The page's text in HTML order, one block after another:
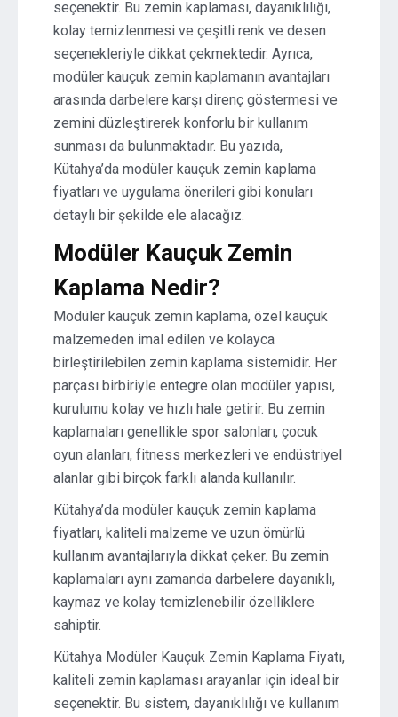
seçenektir. Bu zemin kaplaması, dayanıklılığı,
kolay temizlenmesi ve çeşitli renk ve desen
seçenekleriyle dikkat çekmektedir. Ayrıca,
modüler kauçuk zemin kaplamanın avantajları
arasında darbelere karşı direnç göstermesi ve
zemini düzleştirerek konforlu bir kullanım
sunması da bulunmaktadır. Bu yazıda,
Kütahya’da modüler kauçuk zemin kaplama
fiyatları ve uygulama önerileri gibi konuları
detaylı bir şekilde ele alacağız.
Modüler Kauçuk Zemin
Kaplama Nedir?
Modüler kauçuk zemin kaplama, özel kauçuk
malzemeden imal edilen ve kolayca
birleştirilebilen zemin kaplama sistemidir. Her
parçası birbiriyle entegre olan modüler yapısı,
kurulumu kolay ve hızlı hale getirir. Bu zemin
kaplamaları genellikle spor salonları, çocuk
oyun alanları, fitness merkezleri ve endüstriyel
alanlar gibi birçok farklı alanda kullanılır.
Kütahya’da modüler kauçuk zemin kaplama
fiyatları, kaliteli malzeme ve uzun ömürlü
kullanım avantajlarıyla dikkat çeker. Bu zemin
kaplamaları aynı zamanda darbelere dayanıklı,
kaymaz ve kolay temizlenebilir özelliklere
sahiptir.
Kütahya Modüler Kauçuk Zemin Kaplama Fiyatı,
kaliteli zemin kaplaması arayanlar için ideal bir
seçenektir. Bu sistem, dayanıklılığı ve kullanım